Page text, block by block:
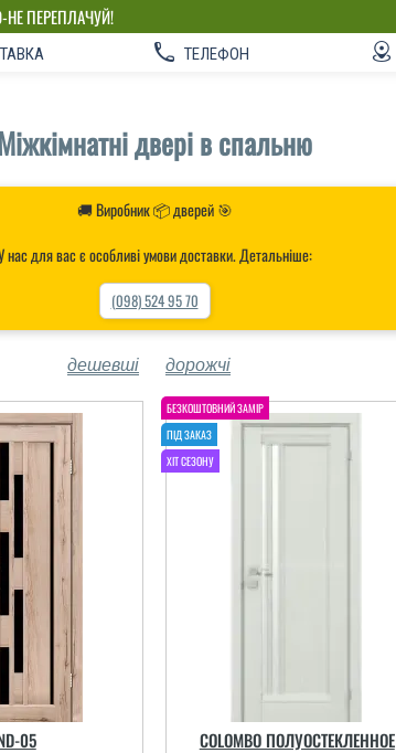
ПЕРЕПЛАЧУЙ!
ТЕЛЕФОН
двері в спальню
🚚 Виробник 📦 дверей 🎯
нас для вас є особливі умови доставки. Детальніше:
(098) 524 95 70
дешевші дорожчі
05 COLOMBO ПОЛУОСТЕКЛЕННОЕ